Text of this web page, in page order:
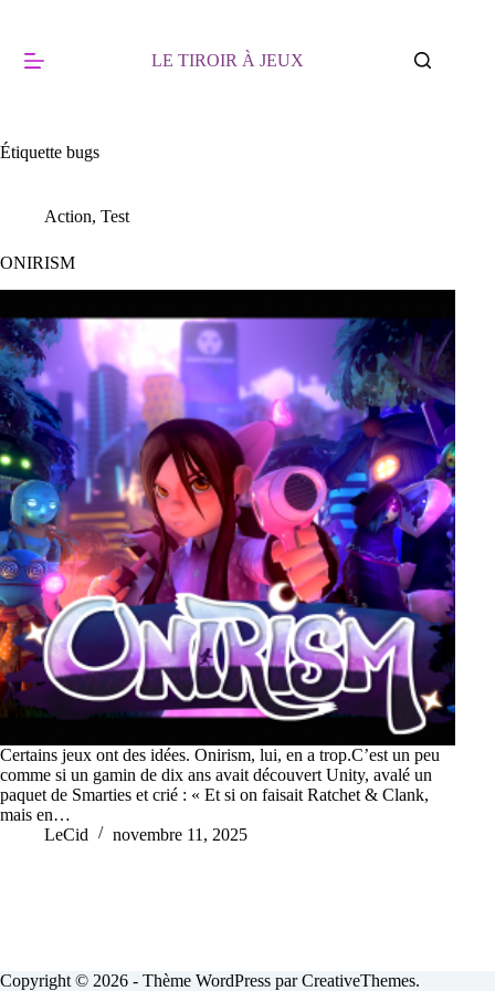
LE TIROIR À JEUX
Étiquette bugs
Action, Test
ONIRISM
Certains jeux ont des idées. Onirism, lui, en a trop.C’est un peu
comme si un gamin de dix ans avait découvert Unity, avalé un
paquet de Smarties et crié : « Et si on faisait Ratchet & Clank,
mais en…
LeCid
novembre 11, 2025
Copyright © 2026 - Thème WordPress parCreativeThemes.